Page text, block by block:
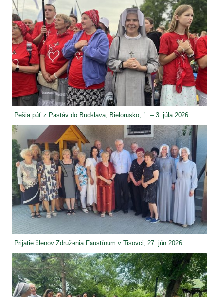
Pešia púť z Pastáv do Budslava, Bielorusko, 1. – 3. júla 2026
Prijatie členov Združenia Faustínum v Tisovci, 27. jún 2026